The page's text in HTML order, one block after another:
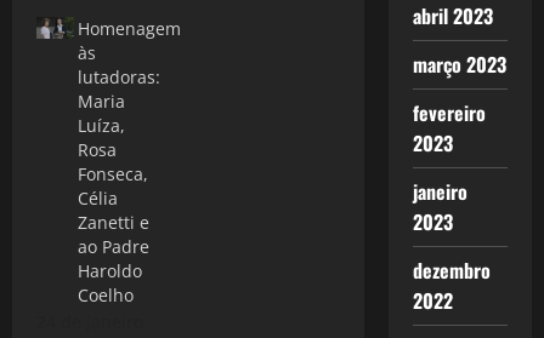
Homenagem
às
lutadoras:
Maria
Luíza,
Rosa
Fonseca,
Célia
Zanetti e
ao Padre
Haroldo
Coelho
abril 2023
março 2023
fevereiro
2023
janeiro
2023
dezembro
2022